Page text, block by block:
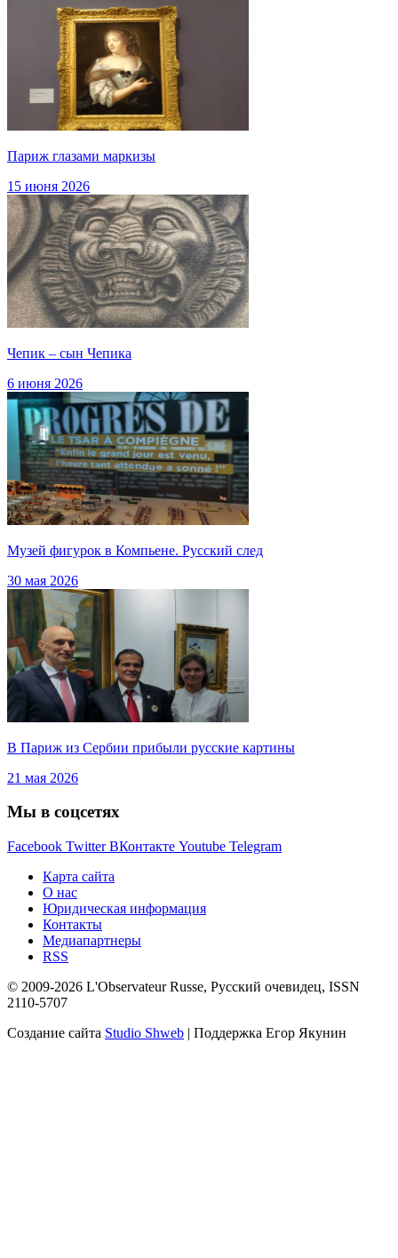
Париж глазами маркизы
15 июня 2026
Чепик – сын Чепика
6 июня 2026
Музей фигурок в Компьене. Русский след
30 мая 2026
В Париж из Сербии прибыли русские картины
21 мая 2026
Мы в соцсетях
Facebook Twitter ВКонтакте Youtube Telegram
Карта сайта
О нас
Юридическая информация
Контакты
Медиапартнеры
RSS
© 2009-2026 L'Observateur Russe, Русский очевидец, ISSN
2110-5707
Создание сайта Studio Shweb | Поддержка Егор Якунин